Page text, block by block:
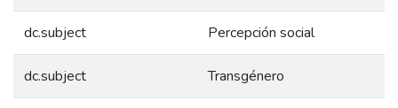
dc.subject Percepción social
dc.subject Transgénero